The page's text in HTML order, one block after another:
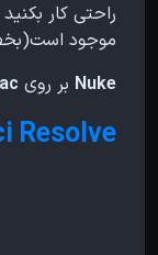
راحتی کار
موجود
Nuke بر روی
Resolve